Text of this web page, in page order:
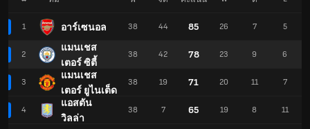
1 อาร์เซนอล
2
แมนเชส
เตอร์ ซิตี้
3
แมนเชส
เตอร์ ยูไนเต็ด
4
แอสตัน
วิลล่า
38 44 85 26 7 5
38 42 78 23 9 6
38 19 71 20 11 7
38 7 65 19 8 11